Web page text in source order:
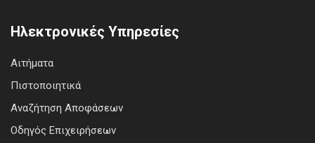
Ηλεκτρονικές Υπηρεσίες
Αιτήματα
Πιστοποιητικά
Αναζήτηση Αποφάσεων
Οδηγός Επιχειρήσεων